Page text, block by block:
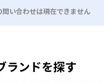
問い合わせは現在できません
ランドを探す